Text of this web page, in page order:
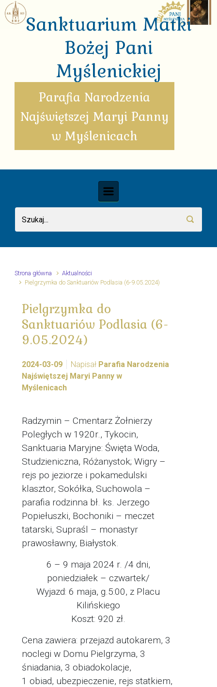
Skip to main content
Sanktuarium Matki
Bożej Pani
Myślenickiej
Parafia Narodzenia
Najświętszej Maryi Panny
w Myślenicach
Strona główna
Aktualności
Pielgrzymka do Sanktuariów Podlasia (6-9.05.2024)
Pielgrzymka do
Sanktuariów Podlasia (6-
9.05.2024)
2024-03-09 Napisał Parafia Narodzenia
Najświętszej Maryi Panny w
Myślenicach
Radzymin – Cmentarz Żołnierzy
Poległych w 1920r., Tykocin,
Sanktuaria Maryjne: Święta Woda,
Studzieniczna, Różanystok; Wigry –
rejs po jeziorze i pokamedulski
klasztor, Sokółka, Suchowola –
parafia rodzinna bł. ks. Jerzego
Popiełuszki, Bochoniki – meczet
tatarski, Supraśl – monastyr
prawosławny, Białystok.
6 – 9 maja 2024 r. /4 dni,
poniedziałek – czwartek/
Wyjazd: 6 maja, g.5:00, z Placu
Kilińskiego
Koszt: 920 zł.
Cena zawiera: przejazd autokarem, 3
noclegi w Domu Pielgrzyma, 3
śniadania, 3 obiadokolacje,
1 obiad, ubezpieczenie, rejs statkiem,